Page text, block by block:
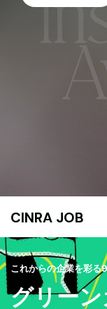
CINRA JOB
これからの企業を彩る
グリー